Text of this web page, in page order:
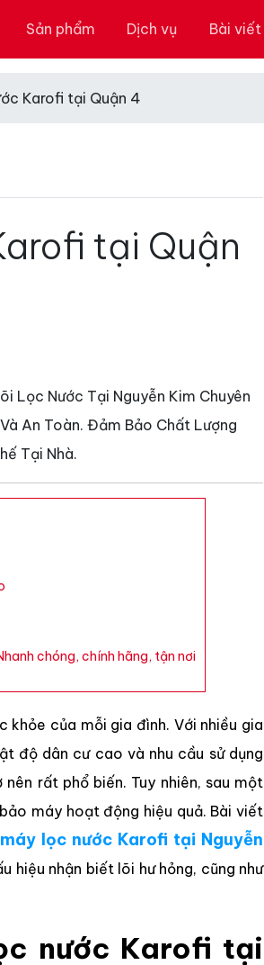
Sản phẩm Dịch vụ Bài viết
Karofi tại Quận 4
tại Quận
Lọc Nước Tại Nguyễn Kim Chuyên
An Toàn. Đảm Bảo Chất Lượng
Tại Nhà.
chóng, chính hãng, tận nơi
của mỗi gia đình. Với nhiều gia
độ dân cư cao và nhu cầu sử dụng
rất phổ biến. Tuy nhiên, sau một
máy hoạt động hiệu quả. Bài viết
lọc nước Karofi tại Nguyễn
hiệu nhận biết lõi hư hỏng, cũng như
nước Karofi tại